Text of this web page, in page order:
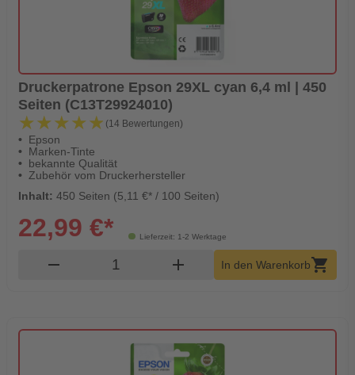
Druckerpatrone Epson 29XL cyan 6,4 ml | 450
Seiten (C13T29924010)
★★★★★
★★★★★ (14 Bewertungen)
Epson
Marken-Tinte
bekannte Qualität
Zubehör vom Druckerhersteller
Inhalt: 450 Seiten (5,11 €* / 100 Seiten)
Lieferzeit: 1-2 Werktage
22,99 €*
remove Produkt Warenkorb Menge
add In den Warenkorbshopping_cart